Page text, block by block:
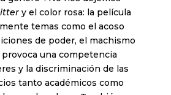
y el color rosa: la película
temas como el acoso
de poder, el machismo
una competencia
y la discriminación de las
tanto académicos como